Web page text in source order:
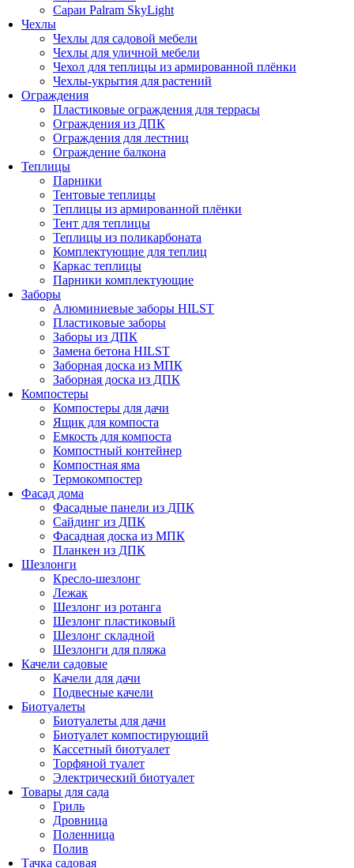
Сараи Palram SkyLight
Чехлы
Чехлы для садовой мебели
Чехлы для уличной мебели
Чехол для теплицы из армированной плёнки
Чехлы-укрытия для растений
Ограждения
Пластиковые ограждения для террасы
Ограждения из ДПК
Ограждения для лестниц
Ограждение балкона
Теплицы
Парники
Тентовые теплицы
Теплицы из армированной плёнки
Тент для теплицы
Теплицы из поликарбоната
Комплектующие для теплиц
Каркас теплицы
Парники комплектующие
Заборы
Алюминиевые заборы HILST
Пластиковые заборы
Заборы из ДПК
Замена бетона HILST
Заборная доска из МПК
Заборная доска из ДПК
Компостеры
Компостеры для дачи
Ящик для компоста
Емкость для компоста
Компостный контейнер
Компостная яма
Термокомпостер
Фасад дома
Фасадные панели из ДПК
Сайдинг из ДПК
Фасадная доска из МПК
Планкен из ДПК
Шезлонги
Кресло-шезлонг
Лежак
Шезлонг из ротанга
Шезлонг пластиковый
Шезлонг складной
Шезлонги для пляжа
Качели садовые
Качели для дачи
Подвесные качели
Биотуалеты
Биотуалеты для дачи
Биотуалет компостирующий
Кассетный биотуалет
Торфяной туалет
Электрический биотуалет
Товары для сада
Гриль
Дровница
Поленница
Полив
Тачка садовая